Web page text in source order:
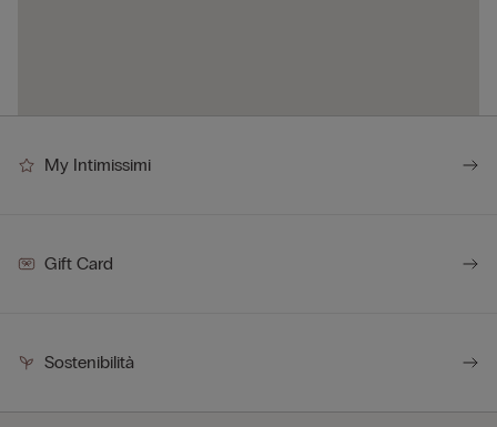
My Intimissimi
Gift Card
Sostenibilità